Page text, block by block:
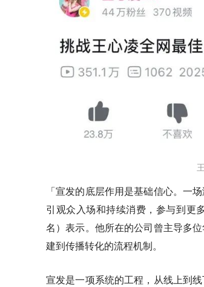
「宣发的底层作用是基础信心。一
引观众入场和持续消费，参与到更
名）表示。他所在的公司曾主导多
建到传播转化的流程机制。
宣发是一项系统的工程，从线上到